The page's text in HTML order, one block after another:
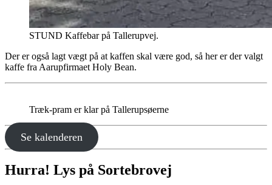
STUND Kaffebar på Tallerupvej.
Der er også lagt vægt på at kaffen skal være god, så her er der valgt
kaffe fra Aarupfirmaet Holy Bean.
Træk-pram er klar på Tallerupsøerne
Se kalenderen
Hurra! Lys på Sortebrovej